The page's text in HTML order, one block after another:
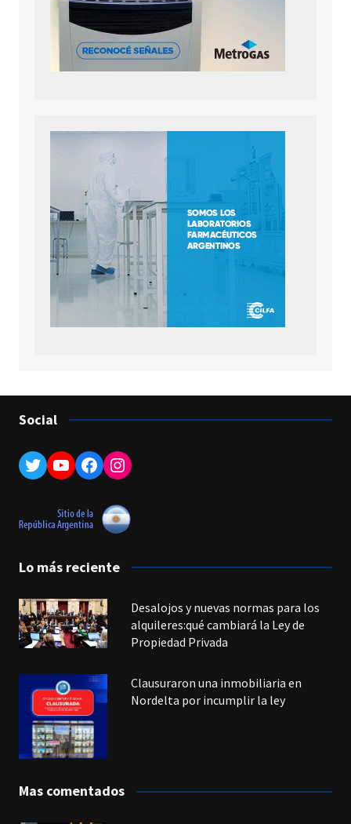
Social
Twitter
YouTube
Facebook
Instagram
Lo más reciente
Desalojos y nuevas normas para los
alquileres:qué cambiará la Ley de
Propiedad Privada
Clausuraron una inmobiliaria en
Nordelta por incumplir la ley
Mas comentados